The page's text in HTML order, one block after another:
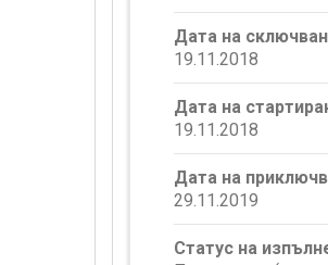
Дата на
19.11.2018
Дата на
19.11.2018
Дата на
29.11.2019
Статус на